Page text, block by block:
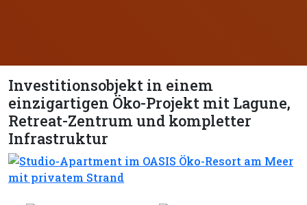
Investitionsobjekt in einem
einzigartigen Öko-Projekt mit Lagune,
Retreat-Zentrum und kompletter
Infrastruktur